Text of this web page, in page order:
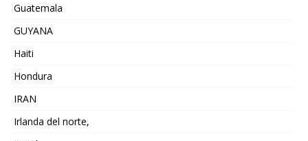
Guatemala
GUYANA
Haiti
Hondura
IRAN
Irlanda del norte,